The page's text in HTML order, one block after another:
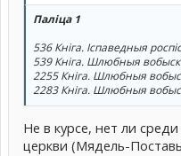
Паліца 1
536 Кніга. Іспаведныя
539 Кніга. Шлюбныя
2255 Кніга. Шлюбныя
2283 Кніга. Шлюбныя
Не в курсе, нет ли
церкви (Мядель-